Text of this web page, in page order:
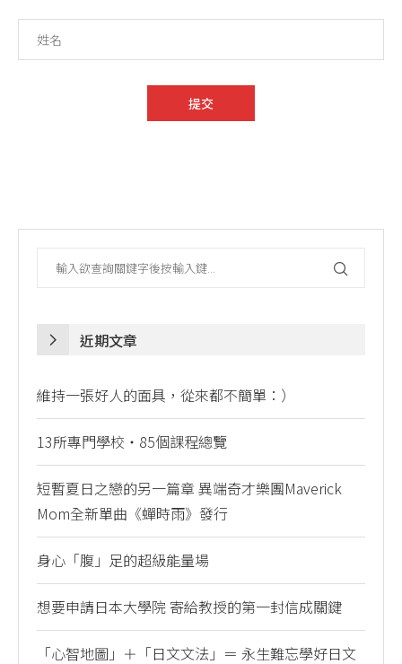
近期文章
維持一張好人的面具，從來都不簡單：）
13所專門學校・85個課程總覽
短暫夏日之戀的另一篇章 異端奇才樂團Maverick
Mom全新單曲《蟬時雨》發行
身心「腹」足的超級能量場
想要申請日本大學院 寄給教授的第一封信成關鍵
「心智地圖」＋「日文文法」＝ 永生難忘學好日文